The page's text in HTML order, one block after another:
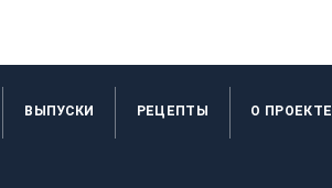
ВЫПУСКИ РЕЦЕПТЫ O ПРОЕКТЕ